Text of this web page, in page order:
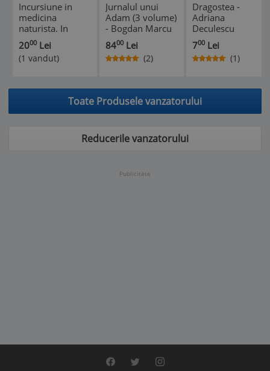
Incursiune in
medicina
naturista. In
amintirea lui
Valeriu Popa (vol.
1) - Speranta
2000 Lei
(1 vandut)
Jurnalul unui
Adam (3 volume)
- Bogdan Marcu
8400 Lei
(2)
Dragostea -
Adriana
Deculescu
700 Lei
(1)
Toate Produsele vanzatorului
Reducerile vanzatorului
Publicitate